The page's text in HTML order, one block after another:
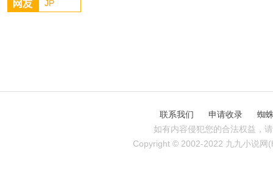
联系我们 申请收录
蜘
如有内容侵犯您的合法权益，
Copyright © 2002-2022 九九小说网